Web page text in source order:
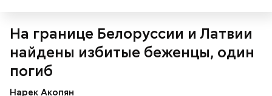
На границе Белоруссии и Латвии
найдены избитые беженцы, один
погиб
Нарек Акопян